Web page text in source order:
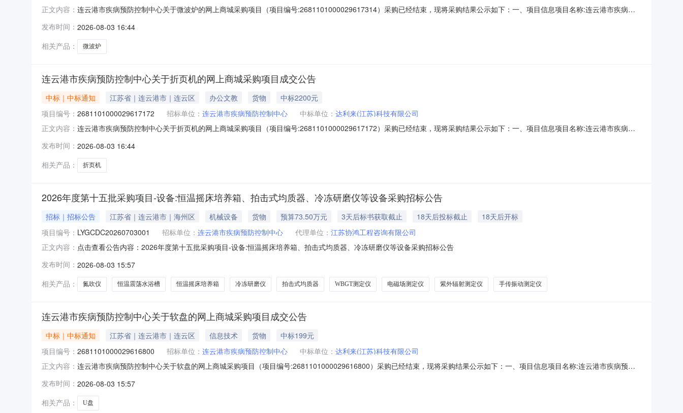
正文内容： 连云港市疾病预防控制中心关于微波炉的网上商城采购项目（项目编号:2681101000029617314）采购已经结束，现将采购结果公示如下：一、项目信息项目名称:连云港市疾病预
在行政区划编码:320799项目所在行政区划名称:连云港市本级报价起止时间:-二、采购单位信息采购单位名称:连云港市疾病预防控制中心采购单位地址:/采购单位联系人和
发布时间： 2026-08-03 16:44
相关产品：
微波炉
连云港市疾病预防控制中心关于折页机的网上商城采购项目成交公告
中标｜中标通知 江苏省｜连云港市｜连云区 办公文教 货物
中标2200元
项目编号： 2681101000029617172 招标单位： 连云港市疾病预防控制中心 中标单位： 达利来(江苏)科技有限公司
正文内容： 连云港市疾病预防控制中心关于折页机的网上商城采购项目（项目编号:2681101000029617172）采购已经结束，现将采购结果公示如下：一、项目信息项目名称:连云港市疾病预
在行政区划编码:320799项目所在行政区划名称:连云港市本级报价起止时间:-二、采购单位信息采购单位名称:连云港市疾病预防控制中心采购单位地址:/采购单位联系人和
发布时间： 2026-08-03 16:44
相关产品：
折页机
2026年度第十五批采购项目-设备:恒温摇床培养箱、拍击式均质器、冷冻研磨仪等设备采购招标公告
招标｜招标公告 江苏省｜连云港市｜海州区 机械设备 货物 预算73.50万元 3天后标书获取截止 18天后投标截止
18天后开标
项目编号： LYGCDC20260703001 招标单位： 连云港市疾病预防控制中心 代理单位： 江苏协鸿工程咨询有限公司
正文内容： 点击查看公告内容：2026年度第十五批采购项目-设备:恒温摇床培养箱、拍击式均质器、冷冻研磨仪等设备采购招标公告
发布时间： 2026-08-03 15:57
相关产品：
氮吹仪 恒温震荡水浴槽 恒温摇床培养箱 冷冻研磨仪 拍击式均质器 WBGT测定仪 电磁场测定仪 紫外辐射测定仪 手传振动测定仪
连云港市疾病预防控制中心关于软盘的网上商城采购项目成交公告
中标｜中标通知 江苏省｜连云港市｜连云区 信息技术 货物
中标199元
项目编号： 2681101000029616800 招标单位： 连云港市疾病预防控制中心 中标单位： 达利来(江苏)科技有限公司
正文内容： 连云港市疾病预防控制中心关于软盘的网上商城采购项目（项目编号:2681101000029616800）采购已经结束，现将采购结果公示如下：一、项目信息项目名称:连云港市疾病预防
政区划编码:320799项目所在行政区划名称:连云港市本级报价起止时间:-二、采购单位信息采购单位名称:连云港市疾病预防控制中心采购单位地址:/采购单位联系人和联系
发布时间： 2026-08-03 15:57
相关产品：
U盘